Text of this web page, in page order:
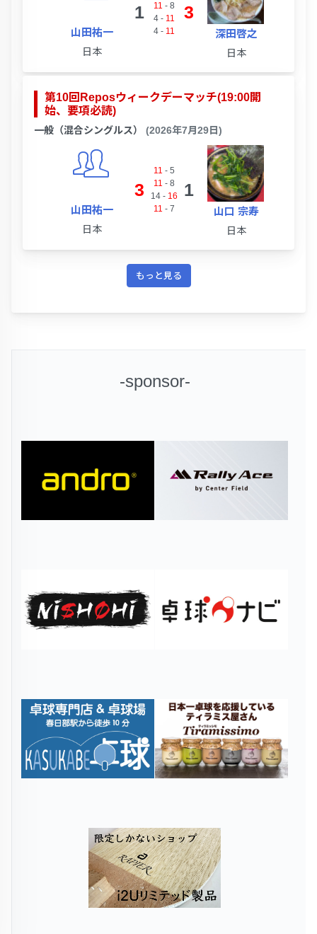
山田祐一
日本
1
11 - 8
4- 11
4- 11
3
深田啓之
日本
第10回Reposウィークデーマッチ(19:00開
始、要項必読)
一般（混合シングルス） (2026年7月29日)
山田祐一
日本
3
11 - 5
11 - 8
14- 16
11 - 7
1
山口 宗寿
日本
もっと見る
-sponsor-